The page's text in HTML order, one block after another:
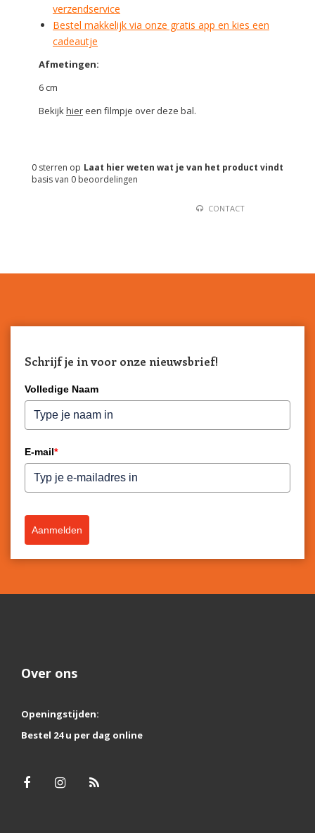
verzendservice
Bestel makkelijk via onze gratis app en kies een
cadeautje
Afmetingen:
6 cm
Bekijkhiereen filmpje over deze bal.
Laat hier weten wat je van het product vindt
0 sterren op
basis van 0 beoordelingen
CONTACT
Schrijf je in voor onze nieuwsbrief!
Volledige Naam
E-mail*
Aanmelden
Over ons
Openingstijden:
Bestel 24 u per dag online